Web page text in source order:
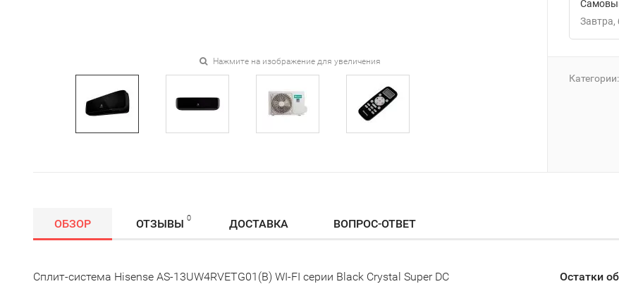
Нажмите на изображение для увеличения
Завтра
Категории:
ОБЗОР ОТЗЫВЫ 0 ДОСТАВКА ВОПРОС-ОТВЕТ
Сплит-система Hisense AS-13UW4RVETG01(B) WI-FI серии Black Crystal Super DC
Остатки